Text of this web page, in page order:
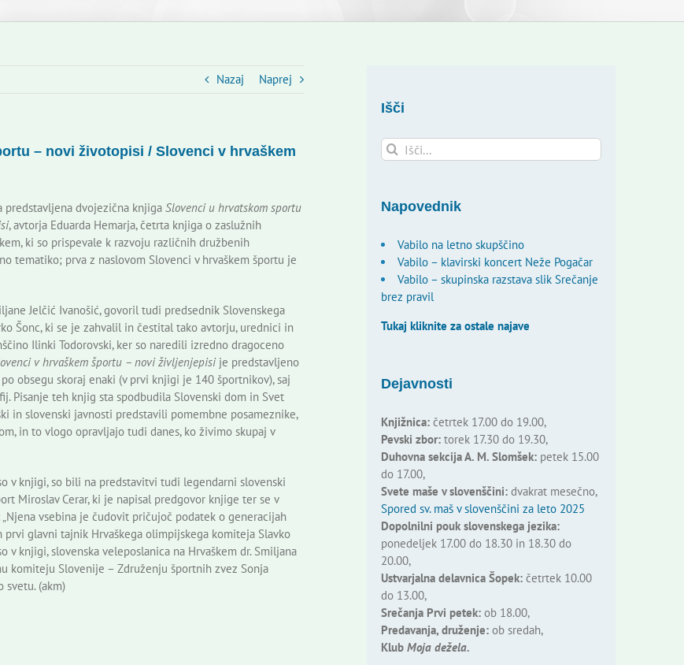
Nazaj Naprej
– novi životopisi / Slovenci v hrvaškem
predstavljena dvojezična knjiga Slovenci u hrvatskom sportu
, avtorja Eduarda Hemarja, četrta knjiga o zaslužnih
ki so prispevale k razvoju različnih družbenih
tematiko; prva z naslovom Slovenci v hrvaškem športu je
Jelčić Ivanošić, govoril tudi predsednik Slovenskega
Šonc, ki se je zahvalil in čestital tako avtorju, urednici in
Ilinki Todorovski, ker so naredili izredno dragoceno
v hrvaškem športu – novi življenjepisi je predstavljeno
obsegu skoraj enaki (v prvi knjigi je 140 športnikov), saj
Pisanje teh knjig sta spodbudila Slovenski dom in Svet
in slovenski javnosti predstavili pomembne posameznike,
in to vlogo opravljajo tudi danes, ko živimo skupaj v
v knjigi, so bili na predstavitvi tudi legendarni slovenski
Miroslav Cerar, ki je napisal predgovor knjige ter se v
vsebina je čudovit pričujoč podatek o generacijah
glavni tajnik Hrvaškega olimpijskega komiteja Slavko
knjigi, slovenska veleposlanica na Hrvaškem dr. Smiljana
komiteju Slovenije – Združenju športnih zvez Sonja
svetu. (akm)
Išči
Search
for:
Napovednik
Vabilo na letno skupščino
Vabilo – klavirski koncert Neže Pogačar
Vabilo – skupinska razstava slik Srečanje
brez pravil
Tukaj kliknite za ostale najave
Dejavnosti
Knjižnica:četrtek 17.00 do 19.00,
Pevski zbor:torek 17.30 do 19.30,
Duhovna sekcija A. M. Slomšek:petek 15.00
do 17.00,
Svete maše v slovenščini:dvakrat mesečno,
Spored sv. maš v slovenščini za leto 2025
Dopolnilni pouk slovenskega jezika:
ponedeljek 17.00 do 18.30 in 18.30 do
20.00,
Ustvarjalna delavnica Šopek:četrtek 10.00
do 13.00,
Srečanja Prvi petek:ob 18.00,
Predavanja, druženje:ob sredah,
Klub Moja dežela.